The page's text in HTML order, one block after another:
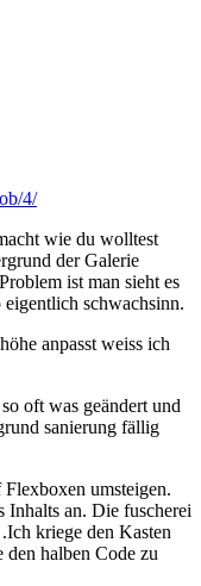
4/
wie du wolltest
der Galerie
ist man sieht es
schwachsinn.
anpasst weiss ich
oft was geändert und
sanierung fällig
umsteigen.
Inhalts an. Die fuscherei
kriege den Kasten
den halben Code zu